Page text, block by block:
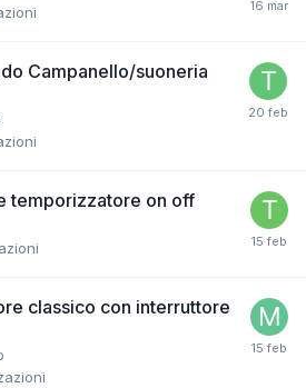
Campanello/suoneria
temporizzatore on off
classico con interruttore